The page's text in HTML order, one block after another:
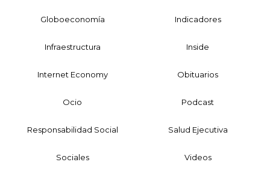
Globoeconomía Indicadores
Infraestructura Inside
Internet Economy Obituarios
Ocio Podcast
Responsabilidad Social Salud Ejecutiva
Sociales Videos